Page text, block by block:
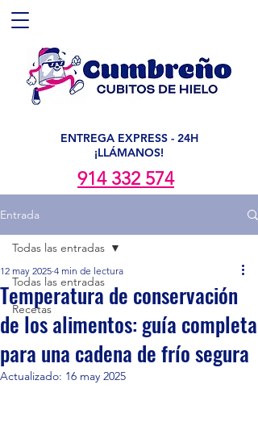
ENTREGA EXPRESS - 24H
¡LLÁMANOS!
914 332 574
Entrada
Todas las entradas
Recetas
Todas las entradas
Temperatura de conservación
de los alimentos: guía completa
para una cadena de frío segura
12 may 2025 4 min de lectura
Actualizado: 16 may 2025